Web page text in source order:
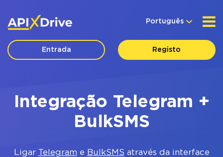
Português
Entrada Registo
Integração Telegram +
BulkSMS
Ligar Telegram e BulkSMS através da interface